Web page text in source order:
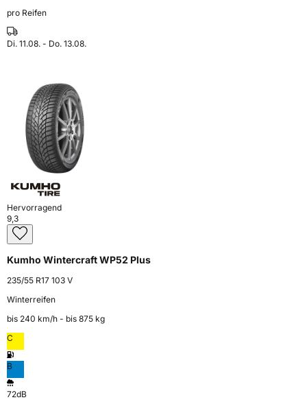
pro Reifen
Di. 11.08. - Do. 13.08.
Hervorragend
9,3
Kumho Wintercraft WP52 Plus
235/55 R17 103 V
Winterreifen
bis 240 km⁠/⁠h - bis 875 kg
C
B
72dB